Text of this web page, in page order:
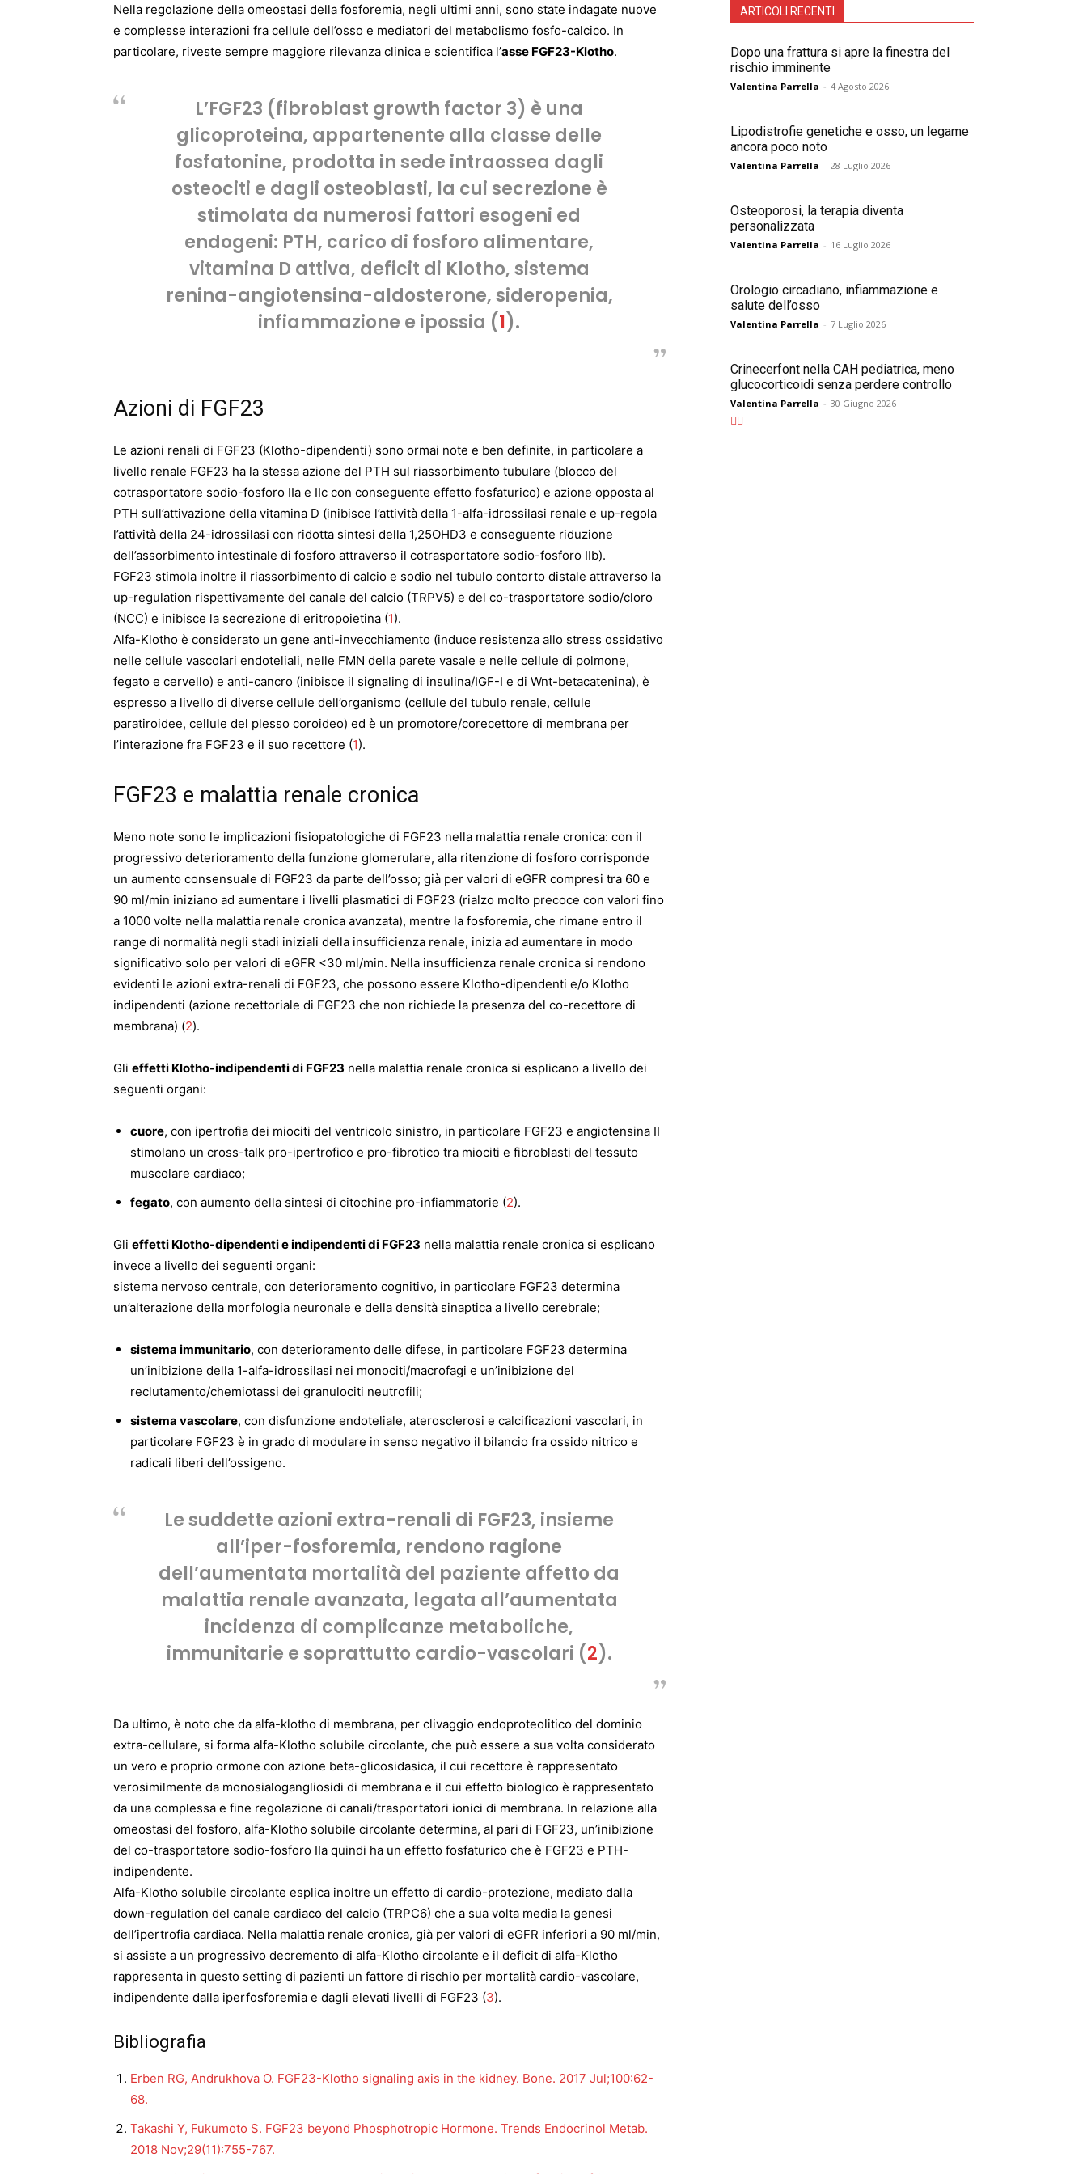
Nella regolazione della omeostasi della fosforemia, negli ultimi anni, sono state indagate nuove
e complesse interazioni fra cellule dell’osso e mediatori del metabolismo fosfo-calcico. In
particolare, riveste sempre maggiore rilevanza clinica e scientifica l’asse FGF23-Klotho.
L’FGF23 (fibroblast growth factor 3) è una
glicoproteina, appartenente alla classe delle
fosfatonine, prodotta in sede intraossea dagli
osteociti e dagli osteoblasti, la cui secrezione è
stimolata da numerosi fattori esogeni ed
endogeni: PTH, carico di fosforo alimentare,
vitamina D attiva, deficit di Klotho, sistema
renina-angiotensina-aldosterone, sideropenia,
infiammazione e ipossia (1).
Azioni di FGF23
Le azioni renali di FGF23 (Klotho-dipendenti) sono ormai note e ben definite, in particolare a
livello renale FGF23 ha la stessa azione del PTH sul riassorbimento tubulare (blocco del
cotrasportatore sodio-fosforo IIa e IIc con conseguente effetto fosfaturico) e azione opposta al
PTH sull’attivazione della vitamina D (inibisce l’attività della 1-alfa-idrossilasi renale e up-regola
l’attività della 24-idrossilasi con ridotta sintesi della 1,25OHD3 e conseguente riduzione
dell’assorbimento intestinale di fosforo attraverso il cotrasportatore sodio-fosforo IIb).
FGF23 stimola inoltre il riassorbimento di calcio e sodio nel tubulo contorto distale attraverso la
up-regulation rispettivamente del canale del calcio (TRPV5) e del co-trasportatore sodio/cloro
(NCC) e inibisce la secrezione di eritropoietina (1).
Alfa-Klotho è considerato un gene anti-invecchiamento (induce resistenza allo stress ossidativo
nelle cellule vascolari endoteliali, nelle FMN della parete vasale e nelle cellule di polmone,
fegato e cervello) e anti-cancro (inibisce il signaling di insulina/IGF-I e di Wnt-betacatenina), è
espresso a livello di diverse cellule dell’organismo (cellule del tubulo renale, cellule
paratiroidee, cellule del plesso coroideo) ed è un promotore/corecettore di membrana per
l’interazione fra FGF23 e il suo recettore (1).
FGF23 e malattia renale cronica
Meno note sono le implicazioni fisiopatologiche di FGF23 nella malattia renale cronica: con il
progressivo deterioramento della funzione glomerulare, alla ritenzione di fosforo corrisponde
un aumento consensuale di FGF23 da parte dell’osso; già per valori di eGFR compresi tra 60 e
90 ml/min iniziano ad aumentare i livelli plasmatici di FGF23 (rialzo molto precoce con valori fino
a 1000 volte nella malattia renale cronica avanzata), mentre la fosforemia, che rimane entro il
range di normalità negli stadi iniziali della insufficienza renale, inizia ad aumentare in modo
significativo solo per valori di eGFR <30 ml/min. Nella insufficienza renale cronica si rendono
evidenti le azioni extra-renali di FGF23, che possono essere Klotho-dipendenti e/o Klotho
indipendenti (azione recettoriale di FGF23 che non richiede la presenza del co-recettore di
membrana) (2).
Gli effetti Klotho-indipendenti di FGF23 nella malattia renale cronica si esplicano a livello dei
seguenti organi:
cuore, con ipertrofia dei miociti del ventricolo sinistro, in particolare FGF23 e angiotensina II
stimolano un cross-talk pro-ipertrofico e pro-fibrotico tra miociti e fibroblasti del tessuto
muscolare cardiaco;
fegato, con aumento della sintesi di citochine pro-infiammatorie (2).
Gli effetti Klotho-dipendenti e indipendenti di FGF23 nella malattia renale cronica si esplicano
invece a livello dei seguenti organi:
sistema nervoso centrale, con deterioramento cognitivo, in particolare FGF23 determina
un’alterazione della morfologia neuronale e della densità sinaptica a livello cerebrale;
sistema immunitario, con deterioramento delle difese, in particolare FGF23 determina
un’inibizione della 1-alfa-idrossilasi nei monociti/macrofagi e un’inibizione del
reclutamento/chemiotassi dei granulociti neutrofili;
sistema vascolare, con disfunzione endoteliale, aterosclerosi e calcificazioni vascolari, in
particolare FGF23 è in grado di modulare in senso negativo il bilancio fra ossido nitrico e
radicali liberi dell’ossigeno.
Le suddette azioni extra-renali di FGF23, insieme
all’iper-fosforemia, rendono ragione
dell’aumentata mortalità del paziente affetto da
malattia renale avanzata, legata all’aumentata
incidenza di complicanze metaboliche,
immunitarie e soprattutto cardio-vascolari (2).
Da ultimo, è noto che da alfa-klotho di membrana, per clivaggio endoproteolitico del dominio
extra-cellulare, si forma alfa-Klotho solubile circolante, che può essere a sua volta considerato
un vero e proprio ormone con azione beta-glicosidasica, il cui recettore è rappresentato
verosimilmente da monosialogangliosidi di membrana e il cui effetto biologico è rappresentato
da una complessa e fine regolazione di canali/trasportatori ionici di membrana. In relazione alla
omeostasi del fosforo, alfa-Klotho solubile circolante determina, al pari di FGF23, un’inibizione
del co-trasportatore sodio-fosforo IIa quindi ha un effetto fosfaturico che è FGF23 e PTH-
indipendente.
Alfa-Klotho solubile circolante esplica inoltre un effetto di cardio-protezione, mediato dalla
down-regulation del canale cardiaco del calcio (TRPC6) che a sua volta media la genesi
dell’ipertrofia cardiaca. Nella malattia renale cronica, già per valori di eGFR inferiori a 90 ml/min,
si assiste a un progressivo decremento di alfa-Klotho circolante e il deficit di alfa-Klotho
rappresenta in questo setting di pazienti un fattore di rischio per mortalità cardio-vascolare,
indipendente dalla iperfosforemia e dagli elevati livelli di FGF23 (3).
Bibliografia
Erben RG, Andrukhova O. FGF23-Klotho signaling axis in the kidney. Bone. 2017 Jul;100:62-
68.
Takashi Y, Fukumoto S. FGF23 beyond Phosphotropic Hormone. Trends Endocrinol Metab.
2018 Nov;29(11):755-767.
ARTICOLI RECENTI
Dopo una frattura si apre la finestra del
rischio imminente
Valentina Parrella - 4 Agosto 2026
Lipodistrofie genetiche e osso, un legame
ancora poco noto
Valentina Parrella - 28 Luglio 2026
Osteoporosi, la terapia diventa
personalizzata
Valentina Parrella - 16 Luglio 2026
Orologio circadiano, infiammazione e
salute dell’osso
Valentina Parrella - 7 Luglio 2026
Crinecerfont nella CAH pediatrica, meno
glucocorticoidi senza perdere controllo
Valentina Parrella - 30 Giugno 2026